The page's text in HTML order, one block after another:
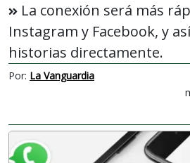
La conexión será más
Instagram y Facebook, y
historias directamente.
Por: La Vanguardia